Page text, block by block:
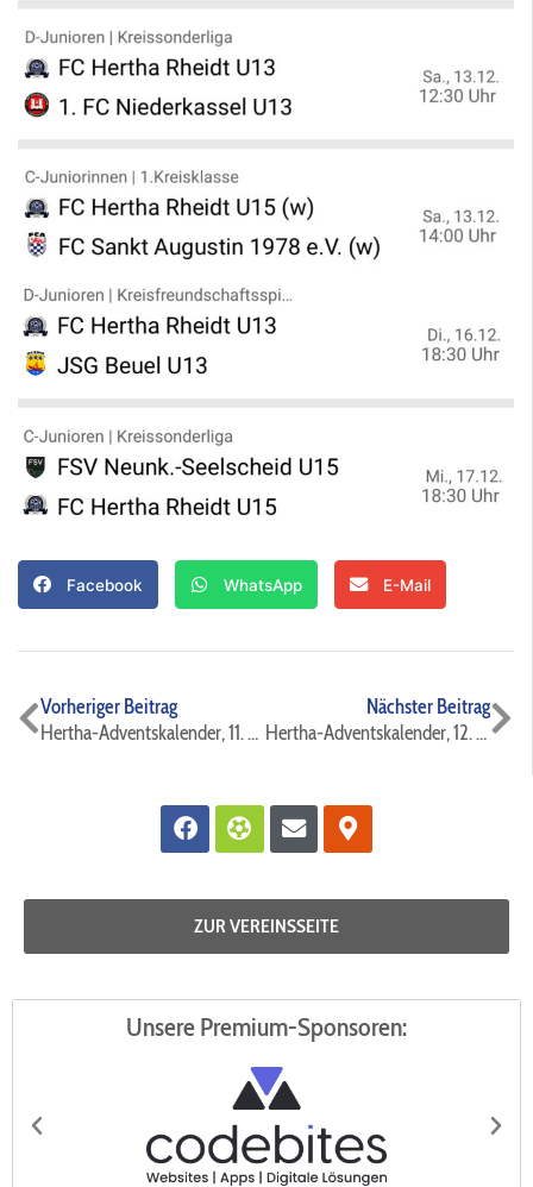
Facebook WhatsApp E-Mail
Zurück
Vorheriger Beitrag
Hertha-Adventskalender, 11. Türchen 🚪
Nächster Beitrag
Hertha-Adventskalender, 12. Türchen 🚪
Facebook
FutbolEnvelope
Map-
marker-
alt
ZUR VEREINSSEITE
Unsere Premium-Sponsoren: